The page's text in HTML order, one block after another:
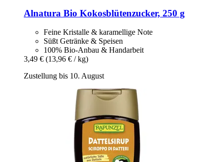
Alnatura Bio Kokosblütenzucker, 250 g
Feine Kristalle & karamellige Note
Süßt Getränke & Speisen
100% Bio-Anbau & Handarbeit
3,49 € (13,96 € / kg)
Zustellung bis 10. August